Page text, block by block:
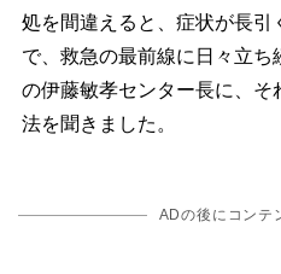
処を間違えると、症状が長引
で、救急の最前線に日々立
の伊藤敏孝センター長に、
法を聞きました。
ADの後にコンテ